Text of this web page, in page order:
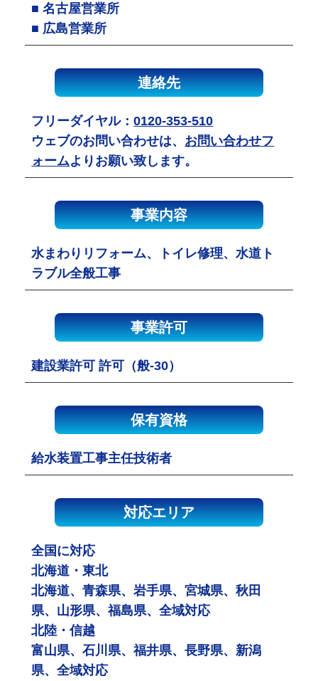
■ 名古屋営業所
■ 広島営業所
連絡先
フリーダイヤル：0120-353-510
ウェブのお問い合わせは、 お問い合わせフ
ォームよりお願い致します。
事業内容
水まわりリフォーム、トイレ修理、水道ト
ラブル全般工事
事業許可
建設業許可 許可（般-30）
保有資格
給水装置工事主任技術者
対応エリア
全国に対応
北海道・東北
北海道、青森県、岩手県、宮城県、秋田
県、山形県、福島県、全域対応
北陸・信越
富山県、石川県、福井県、長野県、新潟
県、全域対応